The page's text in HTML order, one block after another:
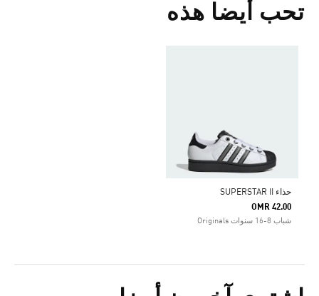
تحب أيضا هذه
حذاء SUPERSTAR II
OMR 42.00
شباب 8-16 سنوات Originals